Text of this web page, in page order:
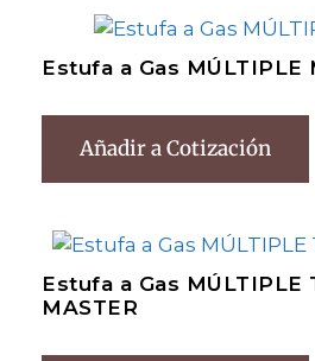
Estufa a Gas MÚLTIPLE
Añadir a Cotización
Estufa a Gas MÚLTIPLE
MASTER